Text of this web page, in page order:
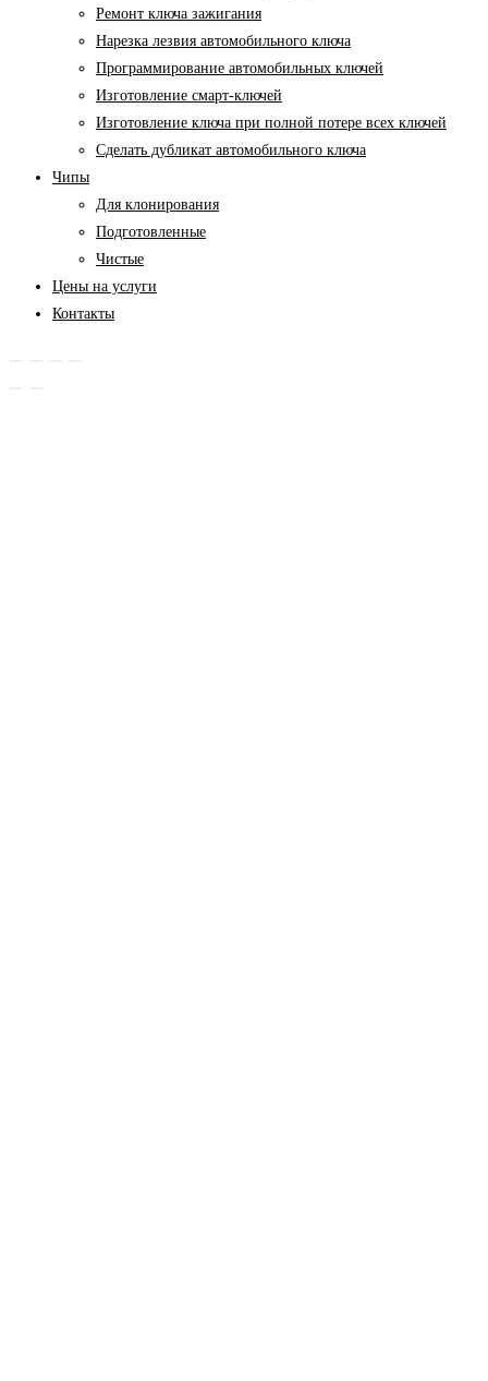
Ремонт ключа зажигания
Нарезка лезвия автомобильного ключа
Программирование автомобильных ключей
Изготовление смарт-ключей
Изготовление ключа при полной потере всех ключей
Cделать дубликат автомобильного ключа
Чипы
Для клонирования
Подготовленные
Чистые
Цены на услуги
Контакты